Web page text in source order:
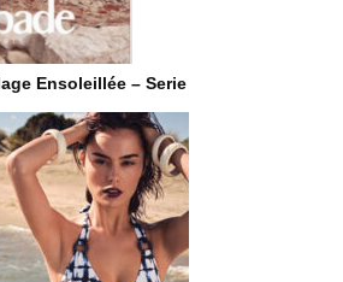
Ensoleillée – Serie